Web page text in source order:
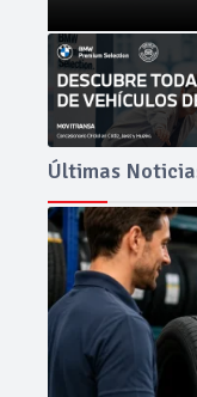
Últimas